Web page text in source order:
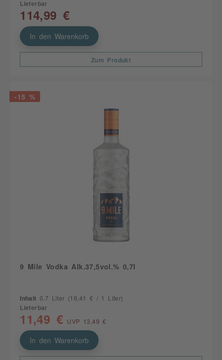
Lieferbar
114,99 €
In den Warenkorb
Zum Produkt
-15 %
9 Mile Vodka Alk.37,5vol.% 0,7l
Inhalt 0.7 Liter (16,41 € / 1 Liter)
Lieferbar
11,49 € UVP 13,49 €
In den Warenkorb